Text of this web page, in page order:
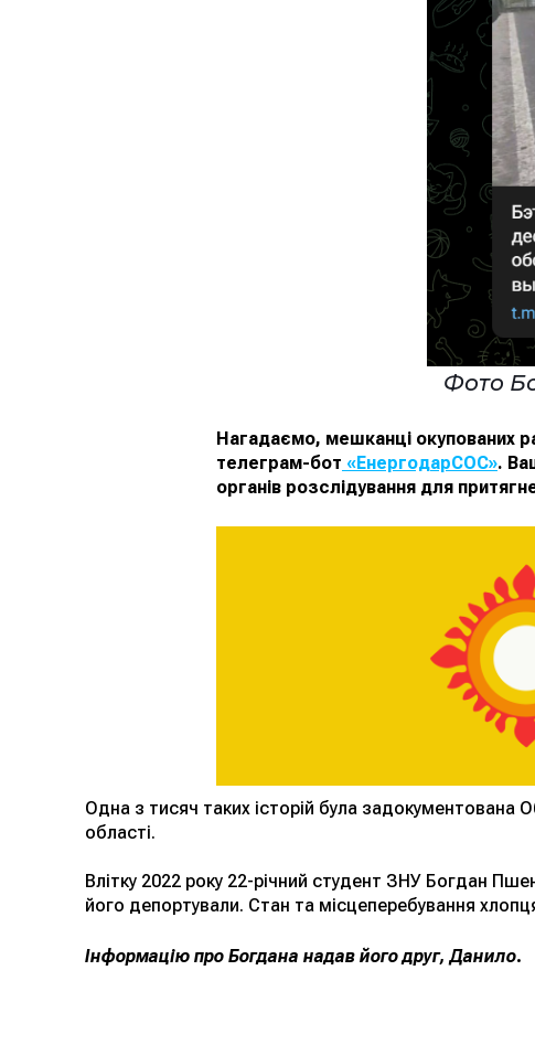
Фото
Нагадаємо, мешканці окупованих
телеграм-бот «‎ЕнергодарСОС».
органів розслідування для
Одна з тисяч таких історій була задокументована
області.
Влітку 2022 року 22-річний студент ЗНУ Богдан
його депортували. Стан та місцеперебування
Інформацію про Богдана надав його друг, Данило.